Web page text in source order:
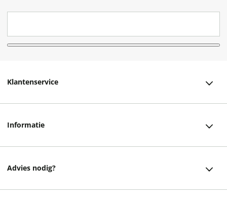
Klantenservice
Informatie
Advies nodig?